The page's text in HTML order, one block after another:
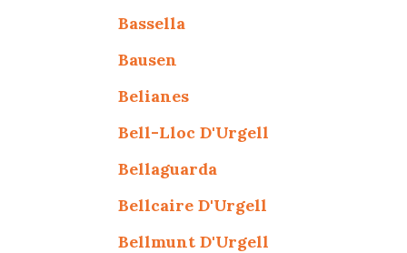
Bassella
Bausen
Belianes
Bell-Lloc D'Urgell
Bellaguarda
Bellcaire D'Urgell
Bellmunt D'Urgell